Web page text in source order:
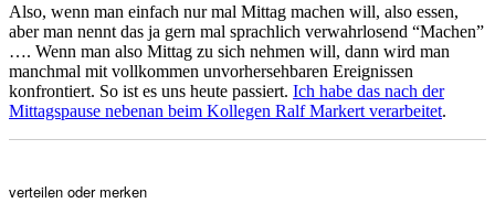
Also, wenn man einfach nur mal Mittag machen will, also essen,
aber man nennt das ja gern mal sprachlich verwahrlosend “Machen”
…. Wenn man also Mittag zu sich nehmen will, dann wird man
manchmal mit vollkommen unvorhersehbaren Ereignissen
konfrontiert. So ist es uns heute passiert. Ich habe das nach der
Mittagspause nebenan beim Kollegen Ralf Markert verarbeitet.
verteilen oder merken